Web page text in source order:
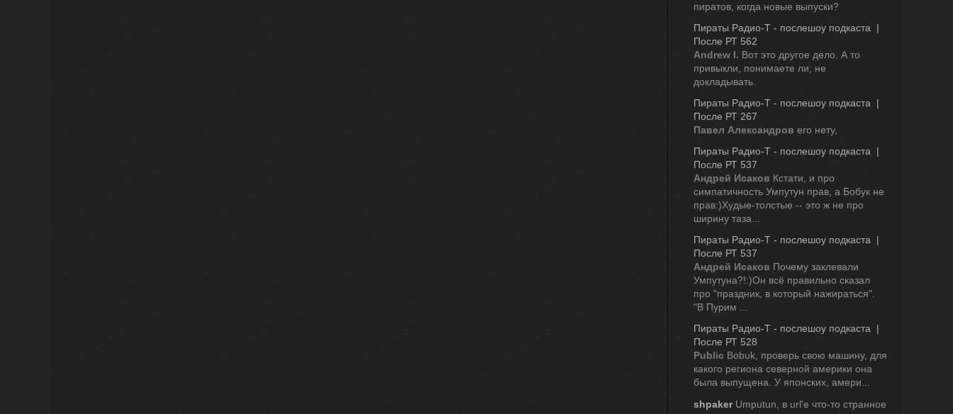
пиратов, когда новые выпуски?
Пираты Радио-Т - послешоу подкаста  |
После РТ 562
Andrew I. Вот это другое дело. А то
привыкли, понимаете ли, не
докладывать.
Пираты Радио-Т - послешоу подкаста  |
После РТ 267
Павел Александров его нету,
Пираты Радио-Т - послешоу подкаста  |
После РТ 537
Андрей Исаков Кстати, и про
симпатичность Умпутун прав, а Бобук не
прав:)Худые-толстые -- это ж не про
ширину таза...
Пираты Радио-Т - послешоу подкаста  |
После РТ 537
Андрей Исаков Почему заклевали
Умпутуна?!:)Он всё правильно сказал
про "праздник, в который нажираться".
"В Пурим ...
Пираты Радио-Т - послешоу подкаста  |
После РТ 528
Public Bobuk, проверь свою машину, для
какого региона северной америки она
была выпущена. У японских, амери...
shpaker Umputun, в url'е что-то странное